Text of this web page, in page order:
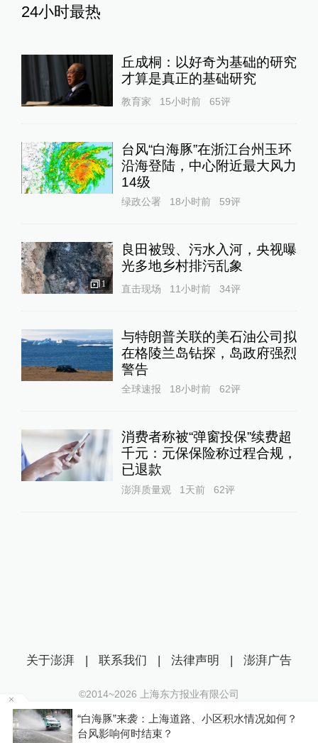
24小时最热
丘成桐：以好奇为基础的研究
才算是真正的基础研究
教育家 15小时前 65评
台风“白海豚”在浙江台州玉环
沿海登陆，中心附近最大风力
14级
绿政公署 18小时前 59评
1
良田被毁、污水入河，央视曝
光多地乡村排污乱象
直击现场 11小时前 34评
与特朗普关联的美石油公司拟
在格陵兰岛钻探，岛政府强烈
警告
全球速报 18小时前 62评
消费者称被“弹窗投保”续费超
千元：元保保险称过程合规，
已退款
澎湃质量观 1天前 62评
“白海豚”来袭：上海道路、小区积水情况如何？
台风影响何时结束？
关于澎湃 | 联系我们 | 法律声明 | 澎湃广告
©2014~2026 上海东方报业有限公司
沪ICP证：沪B2-20170116 | 沪ICP备14003370号
互联网新闻信息服务许可证：31120170006